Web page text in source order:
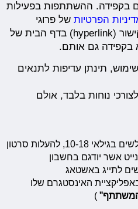
בקפידה. ההשתתפות בפעילות
הפרטיות של פרוגי
הניתנים לעיון גם באמצעות קישור (hyperlink) בדף הבית של
בקפידה גם אותם.
תינתן עדיפות לתנאים
נוחות בלבד, אולם
במסגרת הפעילות מוזמנים הגולשים בגילאי 10-18, להעלות סרטון
אשר יודגם בחשבון
לתייג באשטאג
האינסטגרם שלו
)